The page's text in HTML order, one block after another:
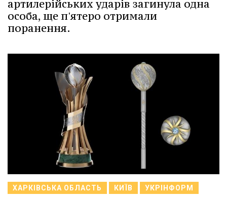
артилерійських ударів загинула одна
особа, ще п'ятеро отримали
поранення.
ХАРКІВСЬКА ОБЛАСТЬ КИЇВ УКРІНФОРМ